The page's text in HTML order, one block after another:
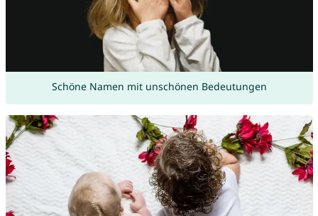
Schöne Namen mit unschönen Bedeutungen